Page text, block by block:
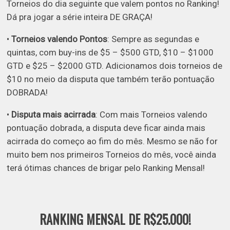
Torneios do dia seguinte que valem pontos no Ranking!
Dá pra jogar a série inteira DE GRAÇA!
•Torneios valendo Pontos: Sempre as segundas e
quintas, com buy-ins de $5 – $500 GTD, $10 – $1000
GTD e $25 – $2000 GTD. Adicionamos dois torneios de
$10 no meio da disputa que também terão pontuação
DOBRADA!
• Disputa mais acirrada: Com mais Torneios valendo
pontuação dobrada, a disputa deve ficar ainda mais
acirrada do começo ao fim do mês. Mesmo se não for
muito bem nos primeiros Torneios do mês, você ainda
terá ótimas chances de brigar pelo Ranking Mensal!
RANKING MENSAL DE R$25.000!